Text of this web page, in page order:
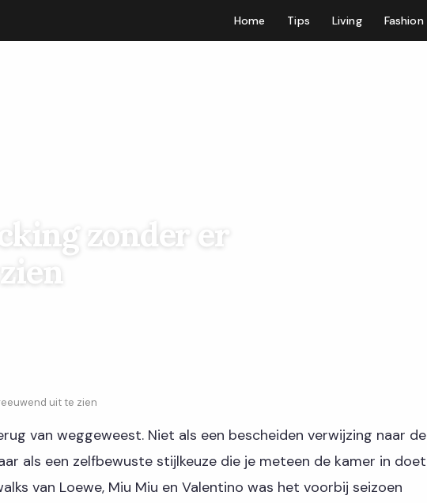
Home Tips Living Fashion
zonder er
uit te zien
van weggeweest. Niet als een bescheiden verwijzing naar de
als een zelfbewuste stijlkeuze die je meteen de kamer in doet
van Loewe, Miu Miu en Valentino was het voorbij seizoen